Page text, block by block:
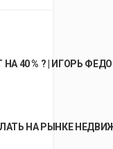
40 % ? | ИГОРЬ
НА РЫНКЕ